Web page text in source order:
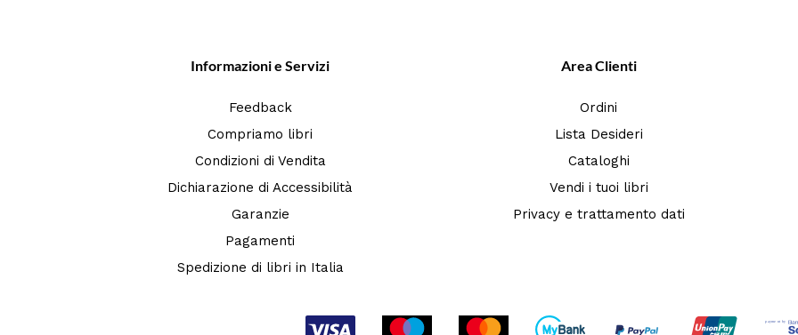
Informazioni e Servizi
Feedback
Compriamo libri
Condizioni di Vendita
Dichiarazione di Accessibilità
Garanzie
Pagamenti
Spedizione di libri in Italia
Area Clienti
Ordini
Lista Desideri
Cataloghi
Vendi i tuoi libri
Privacy e trattamento dati